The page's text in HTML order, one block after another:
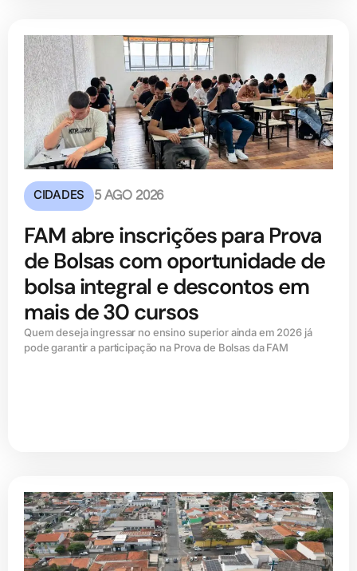
CIDADES 5 AGO 2026
FAM abre inscrições para Prova
de Bolsas com oportunidade de
bolsa integral e descontos em
mais de 30 cursos
Quem deseja ingressar no ensino superior ainda em 2026 já
pode garantir a participação na Prova de Bolsas da FAM